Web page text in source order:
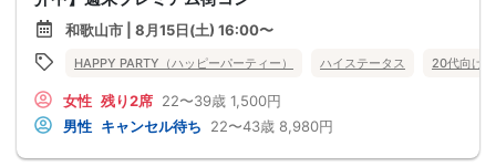
和歌山市 | 8月15日(土) 16:00〜
HAPPY PARTY（ハッピーパーティー） ハイステータス 20代向け
女性 残り2席 22〜39歳 1,500円
男性 キャンセル待ち 22〜43歳 8,980円